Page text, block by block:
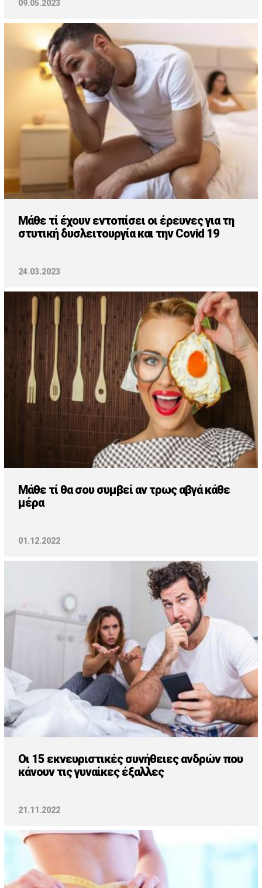
09.05.2023
Μάθε τί έχουν εντοπίσει οι έρευνες για τη
στυτική δυσλειτουργία και την Covid 19
24.03.2023
Μάθε τί θα σου συμβεί αν τρως αβγά κάθε
μέρα
01.12.2022
Οι 15 εκνευριστικές συνήθειες ανδρών που
κάνουν τις γυναίκες έξαλλες
21.11.2022